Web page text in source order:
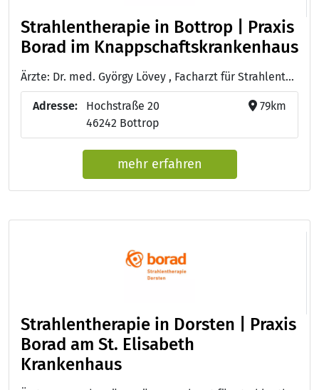
Strahlentherapie in Bottrop | Praxis
Borad im Knappschaftskrankenhaus
Ärzte: Dr. med. György Lövey , Facharzt für Strahlentherapie
Adresse:
Hochstraße 20
46242 Bottrop
79km
mehr erfahren
Strahlentherapie in Dorsten | Praxis
Borad am St. Elisabeth
Krankenhaus